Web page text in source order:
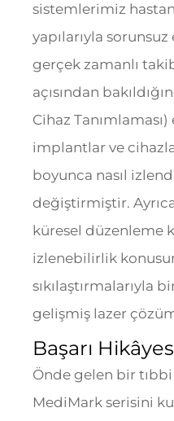
sistemlerimiz
yapılarıyla
gerçek zamanlı
açısından
Cihaz
implantlar ve
boyunca nasıl
değiştirmiştir.
küresel düzenleme
izlenebilirlik
sıkılaştırmalarıyla
gelişmiş lazer
Başarı
Önde gelen bir
MediMark serisini